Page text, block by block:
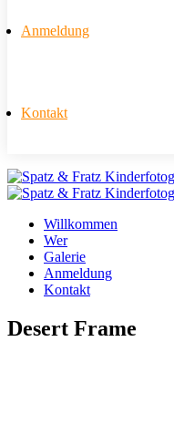
Anmeldung
Kontakt
Willkommen
Wer
Galerie
Anmeldung
Kontakt
Desert Frame